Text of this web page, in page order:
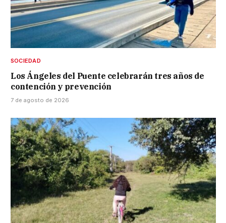
SOCIEDAD
Los Ángeles del Puente celebrarán tres años de
contención y prevención
7 de agosto de 2026